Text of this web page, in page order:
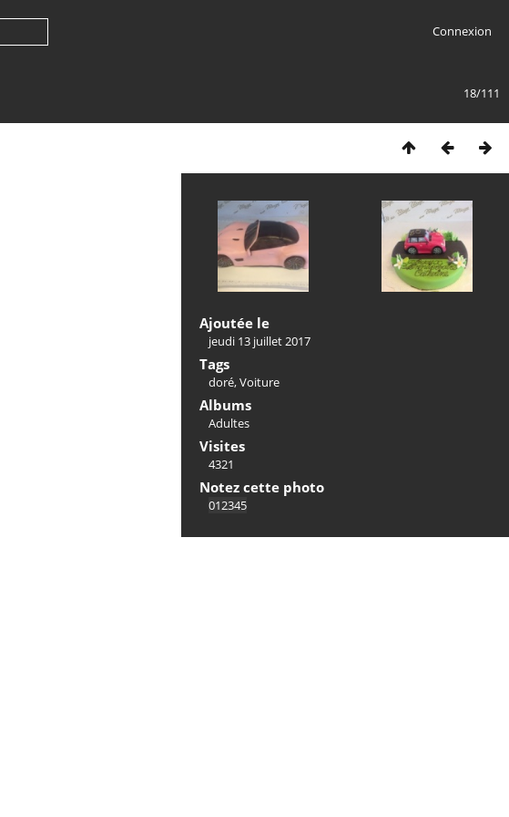
Connexion
18/111
Ajoutée le
jeudi 13 juillet 2017
Tags
doré,Voiture
Albums
Adultes
Visites
4321
Notez cette photo